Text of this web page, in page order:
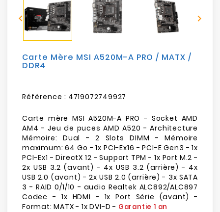
Sécurité
Mobilités
 
Carte Mère MSI A520M-A PRO / MATX /
DDR4
Référence : 4719072749927
Carte mère MSI A520M-A PRO - Socket AMD
AM4 - Jeu de puces AMD A520 - Architecture
Mémoire: Dual - 2 Slots DIMM - Mémoire
maximum: 64 Go - 1x PCI-Ex16 - PCI-E Gen3 - 1x
PCI-Ex1 - DirectX 12 - Support TPM - 1x Port M.2 -
2x USB 3.2 (avant) - 4x USB 3.2 (arrière) - 4x
USB 2.0 (avant) - 2x USB 2.0 (arrière) - 3x SATA
3 - RAID 0/1/10 - audio Realtek ALC892/ALC897
Codec - 1x HDMI - 1x Port Série (avant) -
Format: MATX - 1x DVI-D - Garantie 1 an